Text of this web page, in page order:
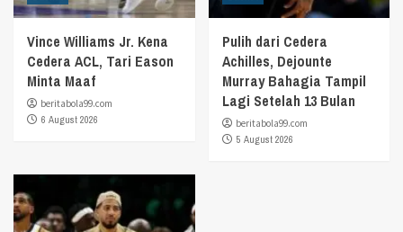
Vince Williams Jr. Kena
Cedera ACL, Tari Eason
Minta Maaf
beritabola99.com
6 August 2026
Pulih dari Cedera
Achilles, Dejounte
Murray Bahagia Tampil
Lagi Setelah 13 Bulan
beritabola99.com
5 August 2026